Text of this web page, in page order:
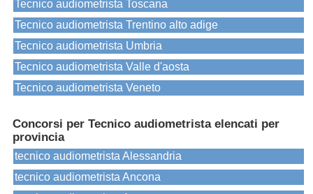
Tecnico audiometrista Toscana
Tecnico audiometrista Trentino alto adige
Tecnico audiometrista Umbria
Tecnico audiometrista Valle d'aosta
Tecnico audiometrista Veneto
Concorsi per Tecnico audiometrista elencati per
provincia
tecnico audiometrista Alessandria
tecnico audiometrista Ancona